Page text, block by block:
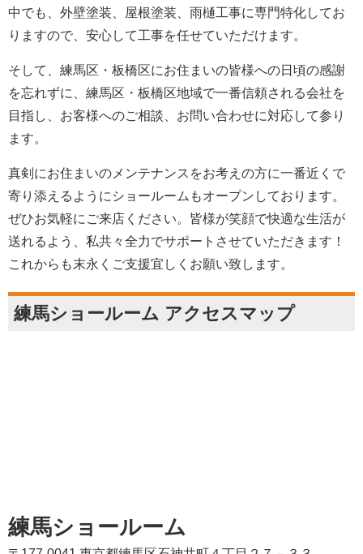
中でも、外壁塗装、屋根塗装、雨樋工事に専門特化してお
りますので、安心して工事を任せていただけます。
そして、練馬区・板橋区にお住まいの皆様への日頃の感謝
を忘れずに、練馬区・板橋区地域で一番信頼される会社を
目指し、お客様へのご相談、お問い合わせに対応して参り
ます。
真剣にお住まいのメンテナンスをお考えの方に一番近くで
寄り添えるようにショールームもオープンしております。
ぜひお気軽にご来店ください。皆様が笑顔で快適な生活が
送れるよう、私共々全力でサポートさせていただきます！
これからも末永くご支援宜しくお願い致します。
練馬ショールーム アクセスマップ
練馬ショールーム